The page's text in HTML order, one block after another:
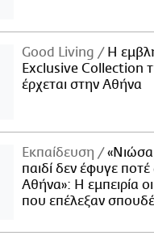
Good Living
Η
Exclusive Collection
έρχεται στην Αθήνα
Εκπαίδευση
παιδί δεν έφυγε
Αθήνα»: Η εμπειρία
που επέλεξαν